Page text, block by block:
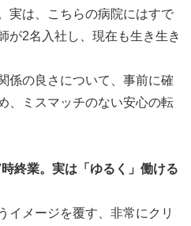
実は、こちらの病院にはすで
が2名入社し、現在も生き生き
係の良さについて、事前に確
、ミスマッチのない安心の転
終業。実は「ゆるく」働ける
イメージを覆す、非常にクリ